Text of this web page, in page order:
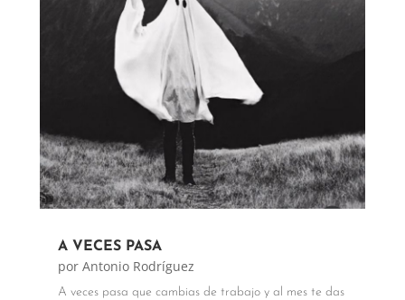
A VECES PASA
por Antonio Rodríguez
A veces pasa que cambias de trabajo y al mes te das